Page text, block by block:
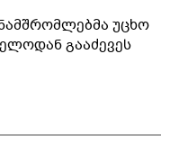
უცხო
გააძევეს